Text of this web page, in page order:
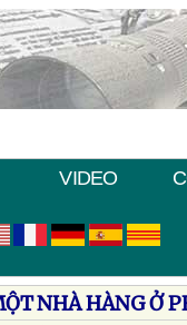
VIDEO
NHÀ HÀNG Ở